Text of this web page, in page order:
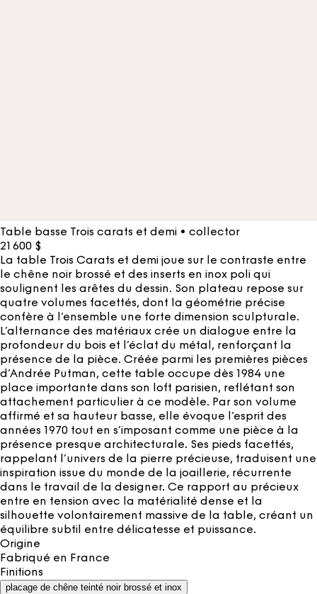
Table basse Trois carats et demi • collector
21 600 $
La table Trois Carats et demi joue sur le contraste entre
le chêne noir brossé et des inserts en inox poli qui
soulignent les arêtes du dessin. Son plateau repose sur
quatre volumes facettés, dont la géométrie précise
confère à l’ensemble une forte dimension sculpturale.
L’alternance des matériaux crée un dialogue entre la
profondeur du bois et l’éclat du métal, renforçant la
présence de la pièce. Créée parmi les premières pièces
d’Andrée Putman, cette table occupe dès 1984 une
place importante dans son loft parisien, reflétant son
attachement particulier à ce modèle. Par son volume
affirmé et sa hauteur basse, elle évoque l’esprit des
années 1970 tout en s’imposant comme une pièce à la
présence presque architecturale. Ses pieds facettés,
rappelant l’univers de la pierre précieuse, traduisent une
inspiration issue du monde de la joaillerie, récurrente
dans le travail de la designer. Ce rapport au précieux
entre en tension avec la matérialité dense et la
silhouette volontairement massive de la table, créant un
équilibre subtil entre délicatesse et puissance.
Origine
Fabriqué en France
Finitions
placage de chêne teinté noir brossé et inox